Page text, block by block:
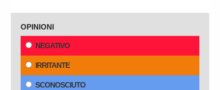
OPINIONI
NEGATIVO
IRRITANTE
SCONOSCIUTO